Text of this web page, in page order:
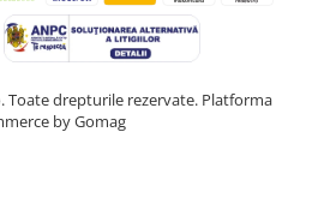
Toate drepturile rezervate. Platforma
by Gomag